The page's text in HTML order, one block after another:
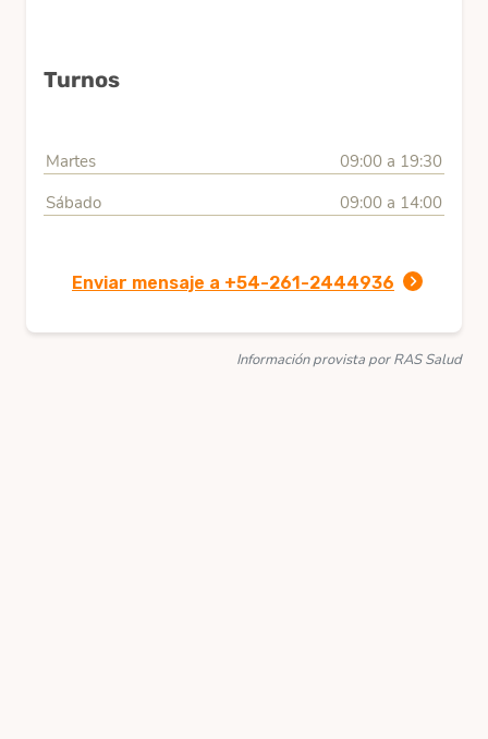
Turnos
Martes
09:00 a 19:30
Sábado
09:00 a 14:00
Enviar mensaje a +54-261-2444936
Información provista por RAS Salud